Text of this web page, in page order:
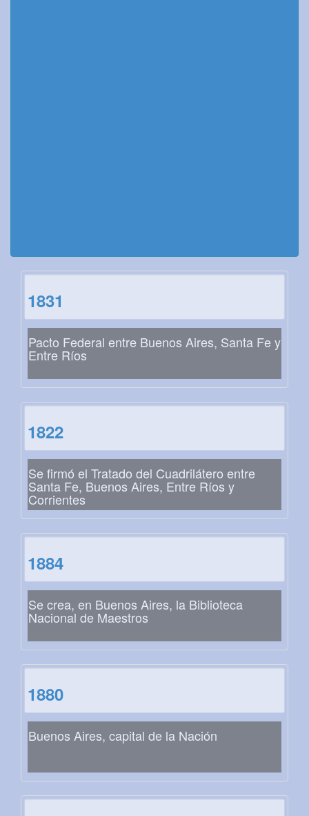
1831
Pacto Federal entre Buenos Aires, Santa Fe y
Entre Ríos
1822
Se firmó el Tratado del Cuadrilátero entre
Santa Fe, Buenos Aires, Entre Ríos y
Corrientes
1884
Se crea, en Buenos Aires, la Biblioteca
Nacional de Maestros
1880
Buenos Aires, capital de la Nación